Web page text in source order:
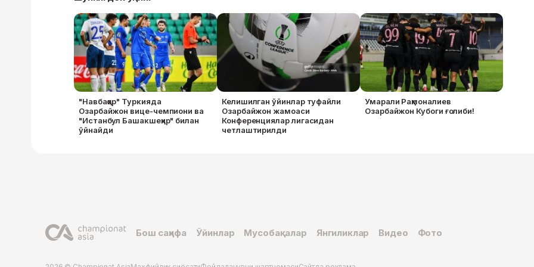
"Навбаҳор" Туркияда
Озарбайжон вице-чемпиони ва
"Истанбул Башакшеҳир" билан
ўйнайди
Келишилган ўйинлар туфайли
Озарбайжон жамоаси
Конференциялар лигасидан
четлаштирилди
Умарали Раҳмоналиев
Озарбайжон Кубоги ғолиби!
Бош саҳифа Ўйинлар Мусобақалар Янгиликлар Видео Фото